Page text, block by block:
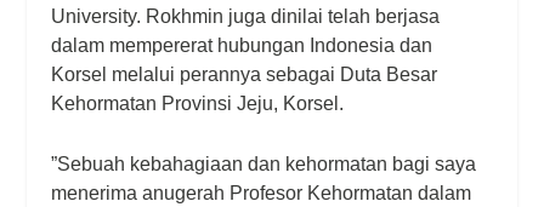
University. Rokhmin juga dinilai telah berjasa
dalam mempererat hubungan Indonesia dan
Korsel melalui perannya sebagai Duta Besar
Kehormatan Provinsi Jeju, Korsel.
”Sebuah kebahagiaan dan kehormatan bagi saya
menerima anugerah Profesor Kehormatan dalam